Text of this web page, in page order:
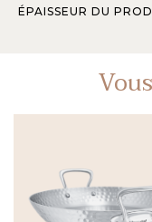
ÉPAISSEUR DU